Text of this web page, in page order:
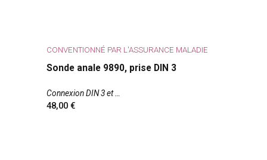
CONVENTIONNÉ PAR L'ASSURANCE MALADIE
Sonde anale 9890, prise DIN 3
Connexion DIN 3 et
48,00